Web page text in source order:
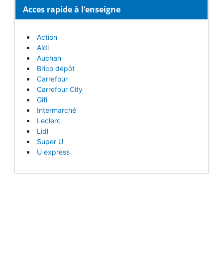
Acces rapide à l’enseigne
Action
Aldi
Auchan
Brico dépôt
Carrefour
Carrefour City
Gifi
Intermarché
Leclerc
Lidl
Super U
U express